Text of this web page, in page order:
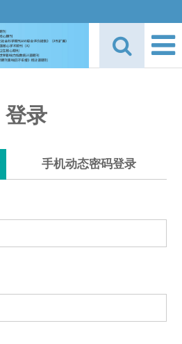
登录
手机动态密码登录